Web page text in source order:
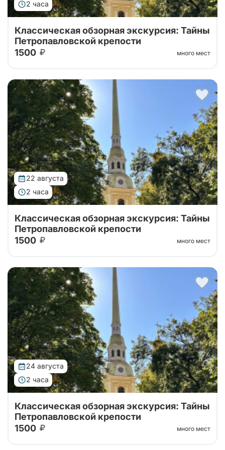
2 часа
Тур от наших проверенных партнеров! Обзорная
экскурсия по городу с посещением территории
Петропавловской крепости!
Классическая обзорная экскурсия: Тайны
Петропавловской крепости
1500
много мест
22 августа
2 часа
Тур от наших проверенных партнеров! Обзорная
экскурсия по городу с посещением территории
Петропавловской крепости!
Классическая обзорная экскурсия: Тайны
Петропавловской крепости
1500
много мест
24 августа
2 часа
Классическая обзорная экскурсия: Тайны
Петропавловской крепости
1500
много мест